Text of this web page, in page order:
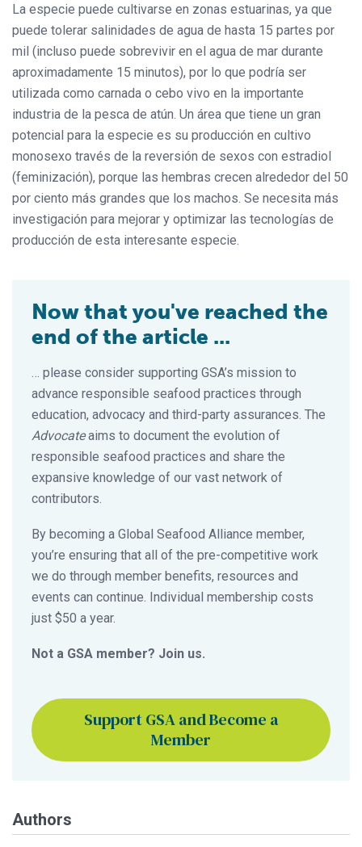
La especie puede cultivarse en zonas estuarinas, ya que
puede tolerar salinidades de agua de hasta 15 partes por
mil (incluso puede sobrevivir en el agua de mar durante
aproximadamente 15 minutos), por lo que podría ser
utilizada como carnada o cebo vivo en la importante
industria de la pesca de atún. Un área que tiene un gran
potencial para la especie es su producción en cultivo
monosexo través de la reversión de sexos con estradiol
(feminización), porque las hembras crecen alrededor del 50
por ciento más grandes que los machos. Se necesita más
investigación para mejorar y optimizar las tecnologías de
producción de esta interesante especie.
Now that you've reached the
end of the article ...
… please consider supporting GSA’s mission to
advance responsible seafood practices through
education, advocacy and third-party assurances. The
Advocateaims to document the evolution of
responsible seafood practices and share the
expansive knowledge of our vast network of
contributors.
By becoming a Global Seafood Alliance member,
you’re ensuring that all of the pre-competitive work
we do through member benefits, resources and
events can continue. Individual membership costs
just $50 a year.
Not a GSA member? Join us.
Support GSA and Become a
Member
Authors